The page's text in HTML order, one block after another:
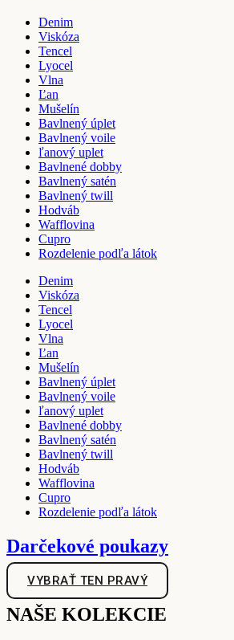
Denim
Viskóza
Tencel
Lyocel
Vlna
Ľan
Mušelín
Bavlnený úplet
Bavlnený voile
ľanový uplet
Bavlnené dobby
Bavlnený satén
Bavlnený twill
Hodváb
Wafflovina
Cupro
Rozdelenie podľa látok
Denim
Viskóza
Tencel
Lyocel
Vlna
Ľan
Mušelín
Bavlnený úplet
Bavlnený voile
ľanový uplet
Bavlnené dobby
Bavlnený satén
Bavlnený twill
Hodváb
Wafflovina
Cupro
Rozdelenie podľa látok
Darčekové poukazy
VYBRAŤ TEN PRAVÝ
NAŠE KOLEKCIE